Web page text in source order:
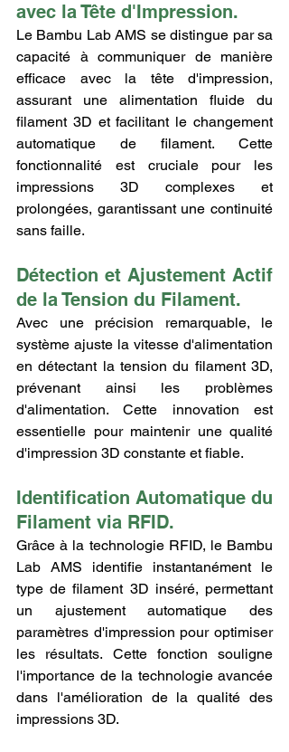
avec la Tête d'Impression.
Le Bambu Lab AMS se distingue par sa
capacité à communiquer de manière
efficace avec la tête d'impression,
assurant une alimentation fluide du
filament 3D et facilitant le changement
automatique de filament. Cette
fonctionnalité est cruciale pour les
impressions 3D complexes et
prolongées, garantissant une continuité
sans faille.
Détection et Ajustement Actif
de la Tension du Filament.
Avec une précision remarquable, le
système ajuste la vitesse d'alimentation
en détectant la tension du filament 3D,
prévenant ainsi les problèmes
d'alimentation. Cette innovation est
essentielle pour maintenir une qualité
d'impression 3D constante et fiable.
Identification Automatique du
Filament via RFID.
Grâce à la technologie RFID, le Bambu
Lab AMS identifie instantanément le
type de filament 3D inséré, permettant
un ajustement automatique des
paramètres d'impression pour optimiser
les résultats. Cette fonction souligne
l'importance de la technologie avancée
dans l'amélioration de la qualité des
impressions 3D.